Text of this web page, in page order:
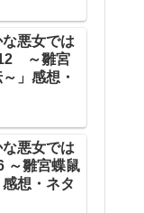
悪女では
～雛宮
」感想・
悪女では
～雛宮蝶鼠
想・ネタ